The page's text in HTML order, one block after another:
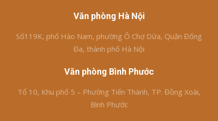
Văn phòng Hà Nội
Số119K, phố Hào Nam, phường Ô Chợ Dừa, Quận Đống
Đa, thành phố Hà Nội
Văn phòng Bình Phước
Tổ 10, Khu phố 5 – Phường Tiến Thành, TP. Đồng Xoài,
Bình Phước